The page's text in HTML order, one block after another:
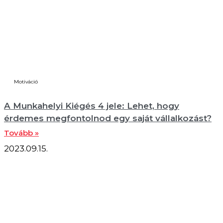
Motiváció
A Munkahelyi Kiégés 4 jele: Lehet, hogy
érdemes megfontolnod egy saját vállalkozást?
Tovább »
2023.09.15.